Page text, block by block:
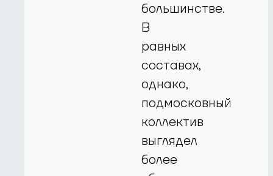
большинстве.
В
равных
составах,
однако,
подмосковный
коллектив
выглядел
более